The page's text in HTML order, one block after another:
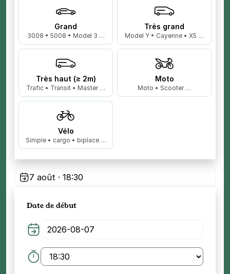
Grand
3008 • 5008 • Model 3 …
Très grand
Model Y • Cayenne • X5 …
Très haut (≥ 2m)
Trafic • Transit • Master …
Moto
Moto • Scooter …
Vélo
Simple • cargo • biplace …
7 août · 18:30
Date de début